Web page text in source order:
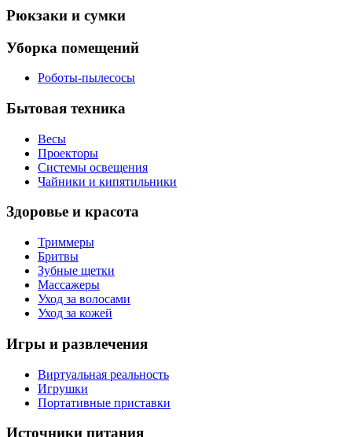
Рюкзаки и сумки
Уборка помещений
Роботы-пылесосы
Бытовая техника
Весы
Проекторы
Системы освещения
Чайники и кипятильники
Здоровье и красота
Триммеры
Бритвы
Зубные щетки
Массажеры
Уход за волосами
Уход за кожей
Игры и развлечения
Виртуальная реальность
Игрушки
Портативные приставки
Источники питания